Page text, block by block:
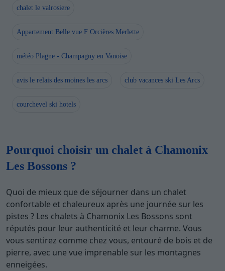
chalet le valrosiere
Appartement Belle vue F Orcières Merlette
météo Plagne - Champagny en Vanoise
avis le relais des moines les arcs club vacances ski Les Arcs
courchevel ski hotels
Pourquoi choisir un chalet à Chamonix
Les Bossons ?
Quoi de mieux que de séjourner dans un chalet
confortable et chaleureux après une journée sur les
pistes ? Les chalets à Chamonix Les Bossons sont
réputés pour leur authenticité et leur charme. Vous
vous sentirez comme chez vous, entouré de bois et de
pierre, avec une vue imprenable sur les montagnes
enneigées.